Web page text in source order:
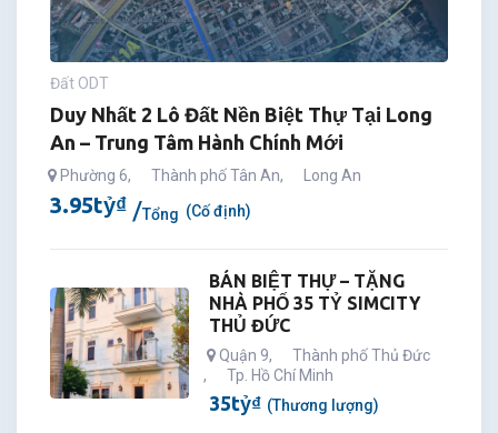
Đất ODT
Duy Nhất 2 Lô Đất Nền Biệt Thự Tại Long
An – Trung Tâm Hành Chính Mới
Phường 6, Thành phố Tân An, Long An
3.95tỷ₫ Tổng (Cố định)
BÁN BIỆT THỰ – TẶNG
NHÀ PHỐ 35 TỶ SIMCITY
THỦ ĐỨC
Quận 9,
Thành phố Thủ Đức
,
Tp. Hồ Chí Minh
35tỷ₫ (Thương lượng)